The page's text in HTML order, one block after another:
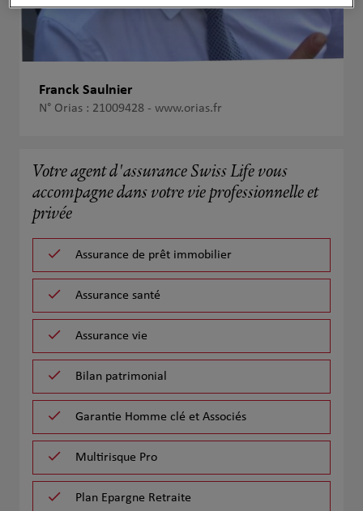
Franck Saulnier
N° Orias : 21009428 - www.orias.fr
Votre agent d'assurance Swiss Life vous
accompagne dans votre vie professionnelle et
privée
Assurance de prêt immobilier
Assurance santé
Assurance vie
Bilan patrimonial
Garantie Homme clé et Associés
Multirisque Pro
Plan Epargne Retraite